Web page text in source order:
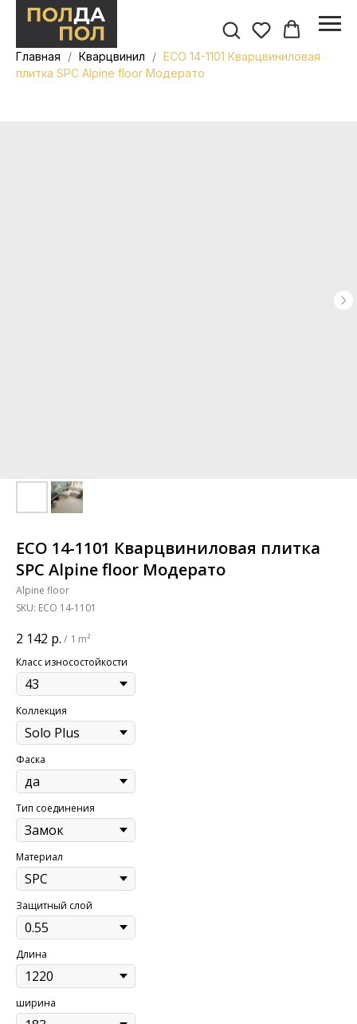
Главная Кварцвинил
ECO 14-1101 Кварцвиниловая
плитка SPC Alpine floor Модерато
ECO 14-1101 Кварцвиниловая плитка
SPC Alpine floor Модерато
Alpine floor
SKU: ECO 14-1101
2 142 р. / 1 m²
Класс износостойкости
Коллекция
Фаска
Тип соединения
Материал
Защитный слой
Длина
ширина